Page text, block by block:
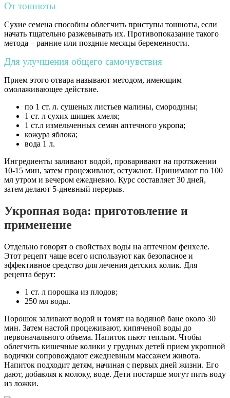
От тошноты
Сухие семена способны облегчить приступы тошноты, если
начать тщательно разжевывать их. Противопоказание такого
метода – ранние или поздние месяцы беременности.
Для улучшения общего самочувствия
Прием этого отвара называют методом, имеющим
омолаживающее действие.
по 1 ст. л. сушеных листьев малины, смородины;
1 ст. л сухих шишек хмеля;
1 ст.л измельченных семян аптечного укропа;
кожура яблока;
вода 1 л.
Ингредиенты заливают водой, проваривают на протяжении
10-15 мин, затем процеживают, остужают. Принимают по 100
мл утром и вечером ежедневно. Курс составляет 30 дней,
затем делают 5-дневный перерыв.
Укропная вода: приготовление и
применение
Отдельно говорят о свойствах воды на аптечном фенхеле.
Этот рецепт чаще всего используют как безопасное и
эффективное средство для лечения детских колик. Для
рецепта берут:
1 ст. л порошка из плодов;
250 мл воды.
Порошок заливают водой и томят на водяной бане около 30
мин. Затем настой процеживают, кипяченой воды до
первоначального объема. Напиток пьют теплым. Чтобы
облегчить кишечные колики у грудных детей прием укропной
водички сопровождают ежедневным массажем живота.
Напиток подходит детям, начиная с первых дней жизни. Его
дают, добавляя к молоку, воде. Дети постарше могут пить воду
из ложки.